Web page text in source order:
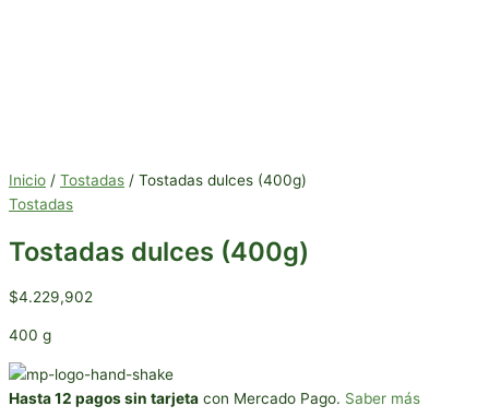
Inicio / Tostadas / Tostadas dulces (400g)
Tostadas
Tostadas dulces (400g)
$4.229,902
400 g
Hasta 12 pagos sin tarjeta con Mercado Pago. Saber más